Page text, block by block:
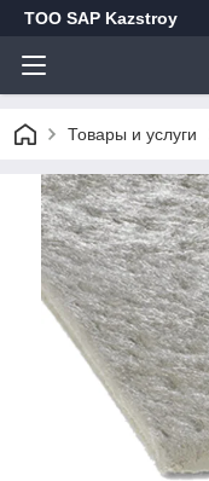
ТОО SAP Kazstroy
Товары и услуги